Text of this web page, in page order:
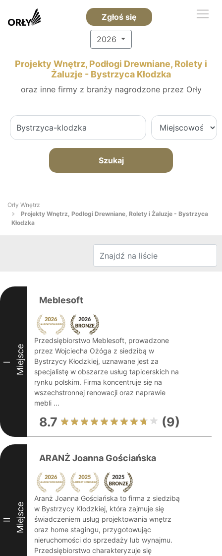
Zgłoś się
2026
Projekty Wnętrz, Podłogi Drewniane, Rolety i
Żaluzje - Bystrzyca Kłodzka
oraz inne firmy z branży nagrodzone przez Orły
Szukaj
Orły Wnętrz
Projekty Wnętrz, Podłogi Drewniane, Rolety i Żaluzje - Bystrzyca
Kłodzka
I Miejsce
Meblesoft
Przedsiębiorstwo Meblesoft, prowadzone
przez Wojciecha Ożóga z siedzibą w
Bystrzycy Kłodzkiej, uznawane jest za
specjalistę w obszarze usług tapicerskich na
rynku polskim. Firma koncentruje się na
wszechstronnej renowacji oraz naprawie
mebli ...
8.7 (9)
II Miejsce
ARANŻ Joanna Gościańska
Aranż Joanna Gościańska to firma z siedzibą
w Bystrzycy Kłodzkiej, która zajmuje się
świadczeniem usług projektowania wnętrz
oraz home stagingu, przygotowując
nieruchomości do sprzedaży lub wynajmu.
Przedsiębiorstwo charakteryzuje się